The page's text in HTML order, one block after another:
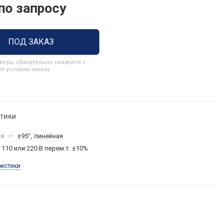
запросу
ПОД ЗАКАЗ
обязательно свяжутся с
условия заказа
— ±95°, линейная
110 или 220 В перем.т. ±10%